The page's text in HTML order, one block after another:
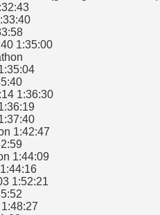
1:35:00
1:36:30
1:42:47
1:44:09
1:52:21